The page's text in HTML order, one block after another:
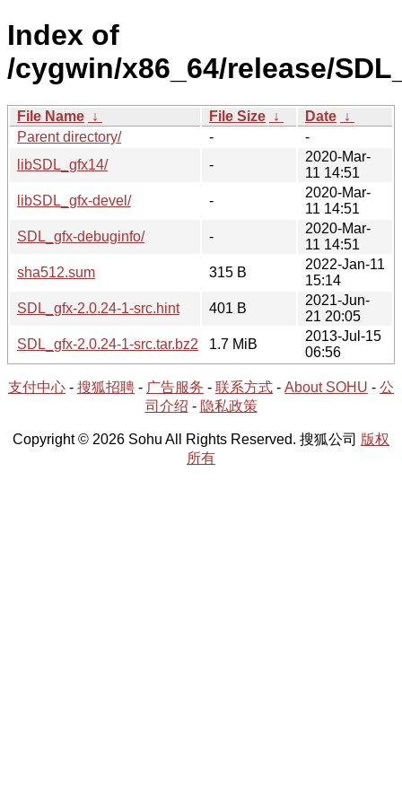
Index of
/cygwin/x86_64/release/
File Name ↓ File Size ↓ Date ↓
Parent directory/
-
-
libSDL_gfx14/
-
2020-Mar-
11 14:51
libSDL_gfx-devel/
-
2020-Mar-
11 14:51
SDL_gfx-debuginfo/
-
2020-Mar-
11 14:51
sha512.sum
315 B
2022-Jan-11
15:14
SDL_gfx-2.0.24-1-src.hint
401 B
2021-Jun-
21 20:05
SDL_gfx-2.0.24-1-src.tar.bz2
1.7 MiB
2013-Jul-15
06:56
支付中心 - 搜狐招聘 - 广告服务 - 联系方式 - About SOHU - 公
司介绍 - 隐私政策
Copyright © 2026 Sohu All Rights Reserved. 搜狐公司 版权
所有